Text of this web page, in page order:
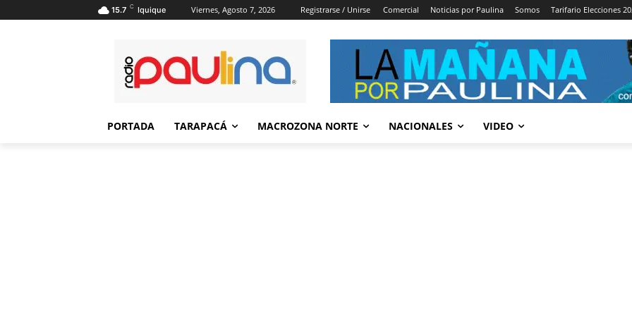
15.7 C Iquique Viernes, Agosto 7, 2026 Registrarse / Unirse Comercial Noticias por Paulina Somos Tarifario Elecciones
PORTADA TARAPACÁ MACROZONA NORTE NACIONALES VIDEO